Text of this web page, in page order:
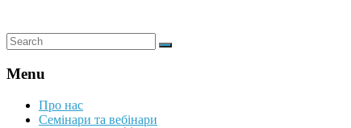
Menu
Про нас
Семінари та вебінари